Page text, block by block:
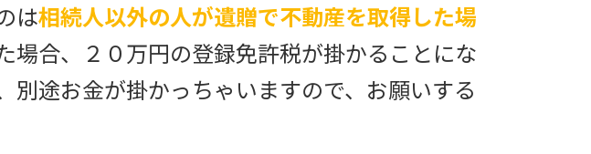
は相続人以外の人が遺贈で不動産を取得した場
場合、２０万円の登録免許税が掛かることにな
別途お金が掛かっちゃいますので、お願いする